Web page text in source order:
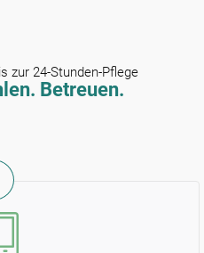
zur 24-Stunden-Pflege
Betreuen.